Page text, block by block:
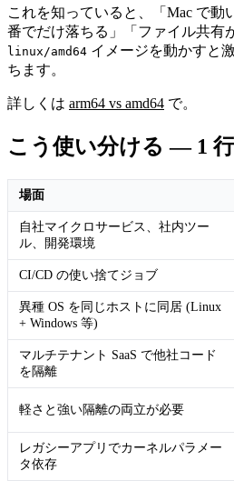
これを知っていると、「Mac で動
番でだけ落ちる」「ファイル共有
linux/amd64 イメージを動かすと
ちます。
詳しくは arm64 vs amd64 で。
こう使い分ける — 1
場面
自社マイクロサービス、社内ツー
ル、開発環境
CI/CD の使い捨てジョブ
異種 OS を同じホストに同居 (Linux
+ Windows 等)
マルチテナント SaaS で他社コード
を隔離
軽さと強い隔離の両立が必要
レガシーアプリでカーネルパラメー
タ依存